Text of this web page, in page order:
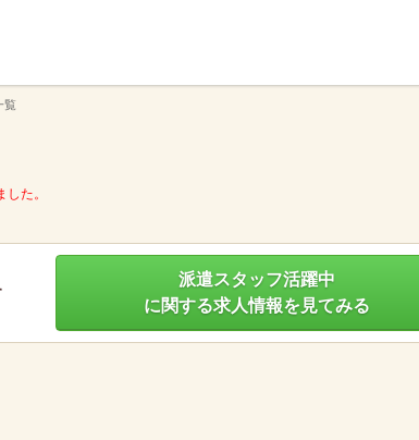
覧
た。
派遣スタッフ活躍中
に関する求人情報を見てみる